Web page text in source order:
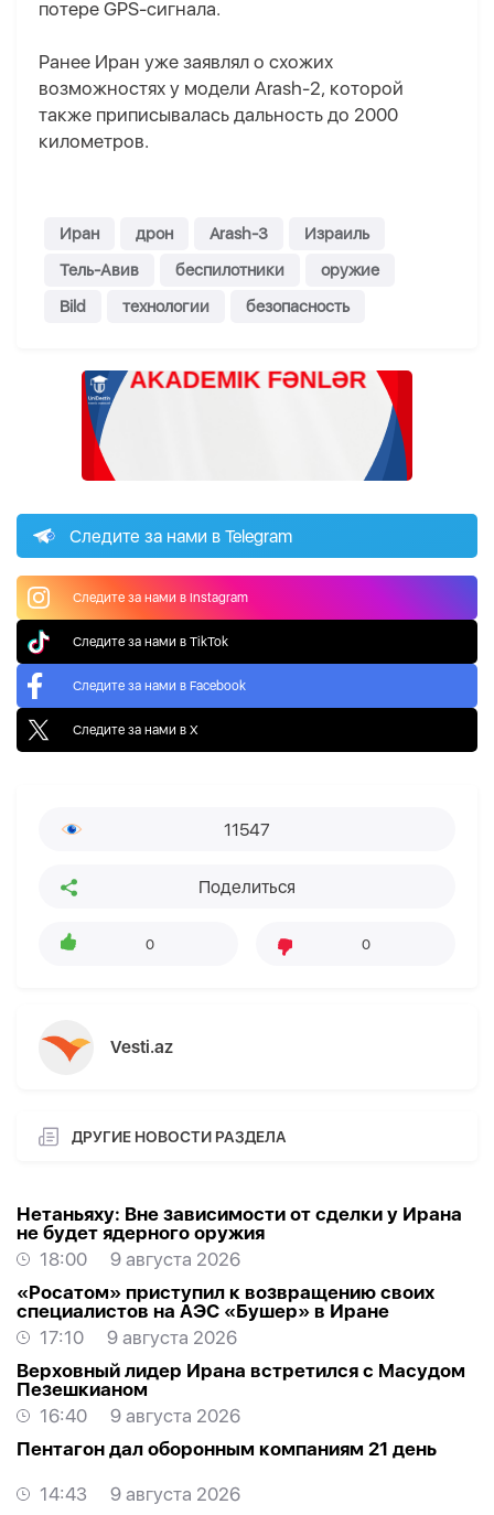
потере GPS-сигнала.
Ранее Иран уже заявлял о схожих
возможностях у модели Arash-2, которой
также приписывалась дальность до 2000
километров.
Иран дрон Arash-3
Израиль
Тель-Авив
беспилотники
оружие
Bild
технологии безопасность
Следите за нами в Telegram
Следите за нами в Instagram
Следите за нами в TikTok
Следите за нами в Facebook
Следите за нами в X
11547
Поделиться
0 0
Vesti.az
ДРУГИЕ НОВОСТИ РАЗДЕЛА
Нетаньяху: Вне зависимости от сделки у Ирана
не будет ядерного оружия
18:00
9 августа 2026
«Росатом» приступил к возвращению своих
специалистов на АЭС «Бушер» в Иране
17:10
9 августа 2026
Верховный лидер Ирана встретился с Масудом
Пезешкианом
16:40
9 августа 2026
Пентагон дал оборонным компаниям 21 день
14:43
9 августа 2026